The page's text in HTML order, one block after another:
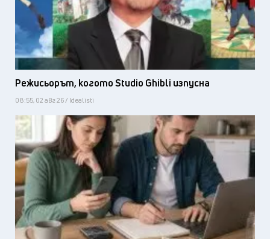
Режисьорът, когото Studio Ghibli изпусна
08:55, 02 авг 26 / Idealisti